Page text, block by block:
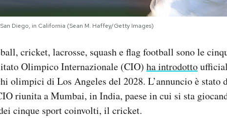
Diego, in California (Sean M. Haffey/Getty Images)
cricket, lacrosse, squash e flag football sono le
Olimpico Internazionale (CIO) ha introdotto
olimpici di Los Angeles del 2028. L’annuncio è stato
riunita a Mumbai, in India, paese in cui si sta
cinque sport coinvolti, il cricket.